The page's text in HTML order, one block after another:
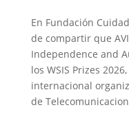
En Fundación
de compartir que
Independence and
los WSIS Prizes
internacional
de